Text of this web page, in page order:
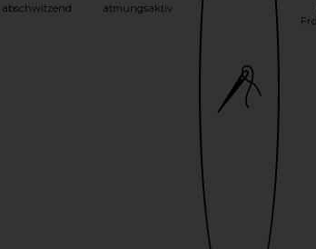
abschwitzend atmungsaktiv